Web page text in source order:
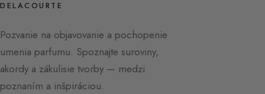
DELACOURTE
Pozvanie na objavovanie a pochopenie
umenia parfumu. Spoznajte suroviny,
akordy a zákulisie tvorby — medzi
poznaním a inšpiráciou.